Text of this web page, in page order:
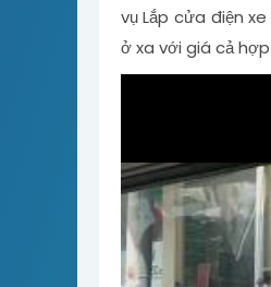
vụ Lắp cửa điện
ở xa với giá cả